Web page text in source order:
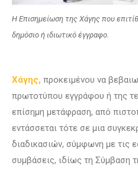
Η Επισημείωση της Χάγης που
δημόσιο ή ιδιωτικό έγγραφο.
Χάγης, προκειμένου να
πρωτοτύπου εγγράφου ή της
επίσημη μετάφραση, από
εντάσσεται τότε σε μια
διαδικασιών, σύμφωνη με τις
συμβάσεις, ιδίως τη Σύμβαση